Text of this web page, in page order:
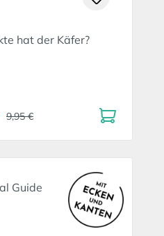
hat der Käfer?
9,95 €